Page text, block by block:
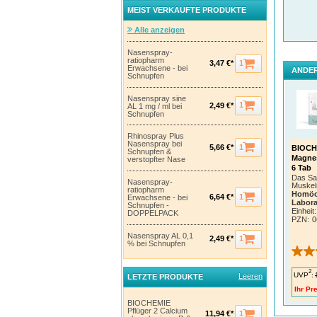
Arzt,
6 Tab
Das
Einheit:
PZN :
UVP
2
:
Ihr
MEIST VERKAUFTE PRODUKTE
Alle anzeigen
Nasenspray-
ratiopharm
Erwachsene - bei
Schnupfen
3,47 €* 1
Nasenspray sine
AL 1 mg / ml bei
Schnupfen
2,49 €* 1
Rhinospray Plus
Nasenspray bei
Schnupfen &
verstopfter Nase
5,66 €* 1
Nasenspray-
ratiopharm
Erwachsene - bei
Schnupfen -
DOPPELPACK
6,64 €* 1
Nasenspray AL 0,1
% bei Schnupfen
2,49 €* 1
LETZTE PRODUKTE Leeren
BIOCHEMIE
Pflüger 2 Calcium
11,94 €* 1